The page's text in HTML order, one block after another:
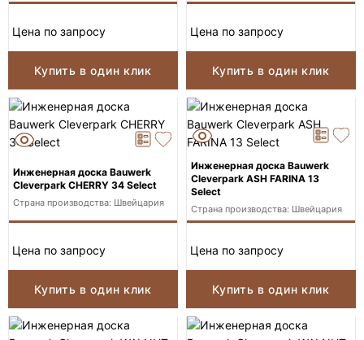
Цена по запросу
Купить в один клик
Цена по запросу
Купить в один клик
Инженерная доска Bauwerk
Cleverpark CHERRY 34 Select
Страна производства: Швейцария
Цена по запросу
Купить в один клик
Инженерная доска Bauwerk
Cleverpark ASH FARINA 13
Select
Страна производства: Швейцария
Цена по запросу
Купить в один клик